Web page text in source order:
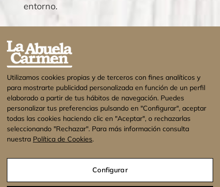
¡Estamos de vacaciones! No se enviarán
pedidos hasta el 17 de Agosto. Muchas
gracias.
entorno.
Utilizamos cookies propias y de terceros con fines analíticos y
para mostrarte publicidad personalizada en función de un perfil
elaborado a partir de tus hábitos de navegación. Puedes
personalizar tus preferencias pulsando en "Configurar", aceptar
todas las cookies haciendo clic en "Aceptar", o rechazarlas
seleccionando "Rechazar". Para más información consulta
nuestra Política de Cookies.
Configurar